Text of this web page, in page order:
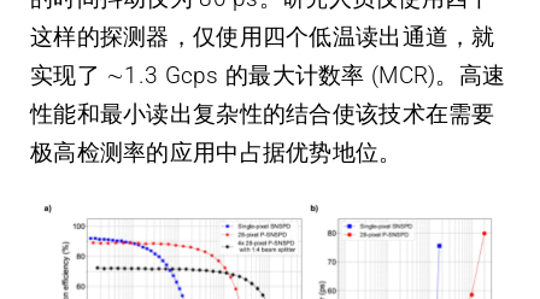
这样的探测器，仅使用四个低温读出通道，就
实现了 ∼1.3 Gcps 的最大计数率 (MCR)。高速
性能和最小读出复杂性的结合使该技术在需要
极高检测率的应用中占据优势地位。